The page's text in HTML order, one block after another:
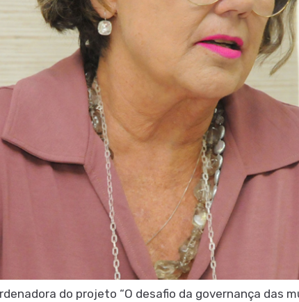
do projeto “O desafio da governança das